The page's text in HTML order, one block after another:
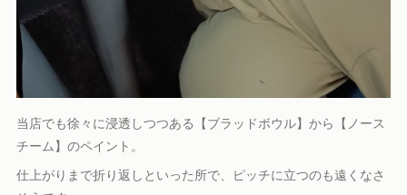
当店でも徐々に浸透しつつある【ブラッドボウル】から【ノース
チーム】のペイント。
仕上がりまで折り返しといった所で、ピッチに立つのも遠くなさ